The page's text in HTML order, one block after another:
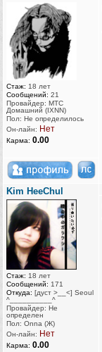
Стаж: 18 лет
Сообщений: 21
Провайдер: МТС
Домашний (IXNN)
Пол: Не определилось
Он-лайн: Нет
Карма: 0.00
Kim HeeChul
Стаж: 18 лет
Сообщений: 171
Откуда: [дуст >__<] Seoul
^__________^
Провайдер: Не
определен
Пол: Onna (Ж)
Он-лайн: Нет
Карма: 0.00